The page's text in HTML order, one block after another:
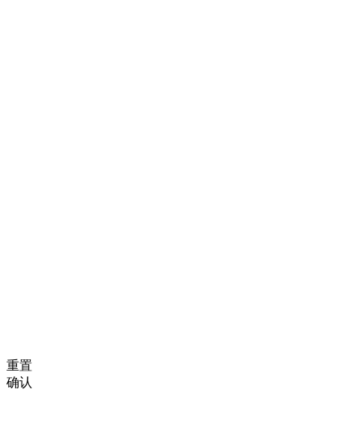
重置
确认